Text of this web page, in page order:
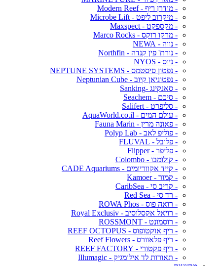
- מודרן ריף - Modern Reef
- מיקרוב ליפט - Microbe Lift
- מקספקט - Maxspect
- מרקו רוקס - Marco Rocks
- נווה - NEWA
- נורת' פין קנדה - Northfin
- ניוס - NYOS
- נפטון סיסטמס - NEPTUNE SYSTEMS
- נפטוניאן קיוב - Neptunian Cube
- סאנקינג -Sanking
- סיכם - Seachem
- סליפרט - Salifert
- עולם המים - AquaWorld.co.il
- פאונה מרין - Fauna Marin
- פוליפ לאב - Polyp Lab
- פלובל - FLUVAL
- פליפר - Flipper
- קולומבו - Colombo
- קייד אקווריומים - CADE Aquariums
- קמור - Kamoer
- קריב סי - CaribSea
- רד סי - Red Sea
- רואה פוס - ROWA Phos
- רויאל אקסלוסיב - Royal Exclusiv
- רוסמונט - ROSSMONT
- ריף אוקטופוס - REEF OCTOPUS
- ריף פלאוורס - Reef Flowers
- ריף פקטורי - REEF FACTORY
- תאורות לד אילומגיק - Illumagic